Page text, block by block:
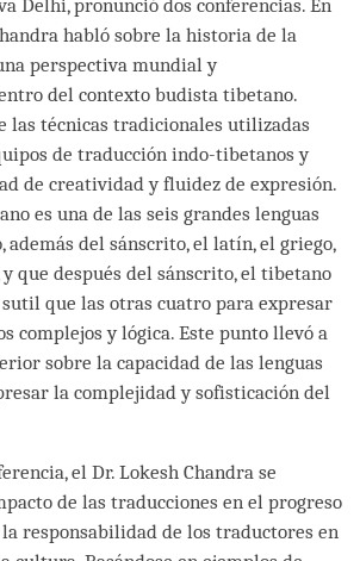
Delhi, pronunció dos conferencias. En
habló sobre la historia de la
perspectiva mundial y
del contexto budista tibetano.
las técnicas tradicionales utilizadas
de traducción indo-tibetanos y
de creatividad y fluidez de expresión.
es una de las seis grandes lenguas
además del sánscrito, el latín, el griego,
que después del sánscrito, el tibetano
sutil que las otras cuatro para expresar
complejos y lógica. Este punto llevó a
sobre la capacidad de las lenguas
la complejidad y sofisticación del
el Dr. Lokesh Chandra se
de las traducciones en el progreso
responsabilidad de los traductores en